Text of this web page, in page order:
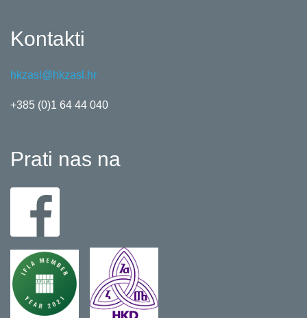
Kontakti
hkzasl@hkzasl.hr
+385 (0)1 64 44 040
Prati nas na